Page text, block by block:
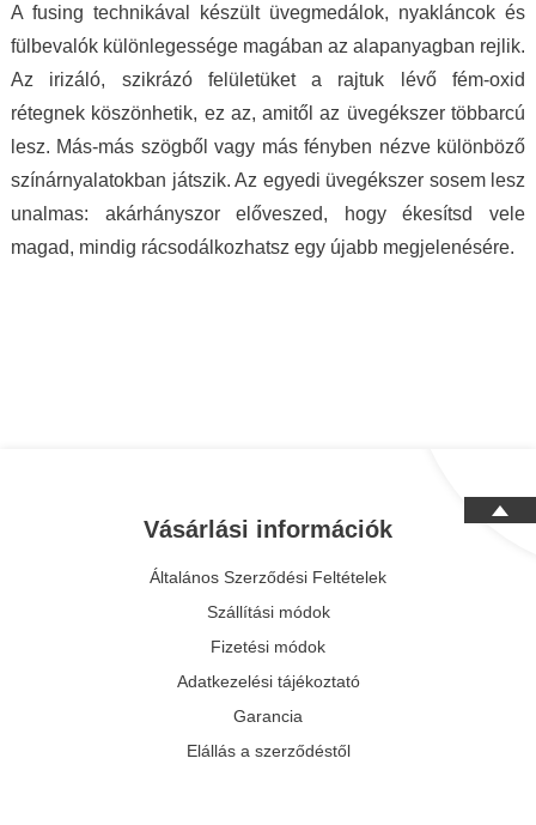
A fusing technikával készült üvegmedálok, nyakláncok és
fülbevalók különlegessége magában az alapanyagban rejlik.
Az irizáló, szikrázó felületüket a rajtuk lévő fém-oxid
rétegnek köszönhetik, ez az, amitől az üvegékszer többarcú
lesz. Más-más szögből vagy más fényben nézve különböző
színárnyalatokban játszik. Az egyedi üvegékszer sosem lesz
unalmas: akárhányszor előveszed, hogy ékesítsd vele
magad, mindig rácsodálkozhatsz egy újabb megjelenésére.
Vásárlási információk
Általános Szerződési Feltételek
Szállítási módok
Fizetési módok
Adatkezelési tájékoztató
Garancia
Elállás a szerződéstől